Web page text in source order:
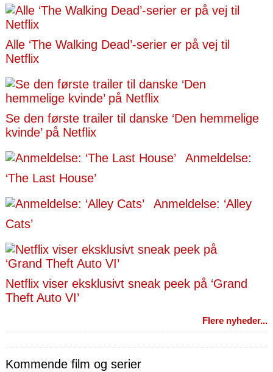
Alle ‘The Walking Dead’-serier er på vej til
Netflix
Se den første trailer til danske ‘Den hemmelige
kvinde’ på Netflix
Anmeldelse:
‘The Last House’
Anmeldelse: ‘Alley
Cats’
Netflix viser eksklusivt sneak peek på ‘Grand
Theft Auto VI’
Flere nyheder...
Kommende film og serier